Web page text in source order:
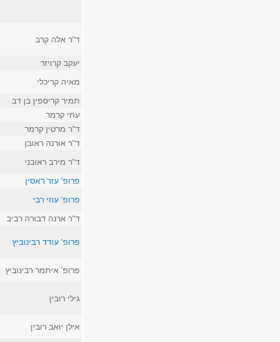
ד"ר אלה קרב
יעקב קרויזר
מאיה קריכלי
תמיר קריספין בן דב
עתי קרמר
ד"ר מרטין קרמר
ד"ר אורנה ראובן
ד"ר מירב ראובני
פרופ' עזר ראסין
פרופ' עוזי רבי
ד"ר ארנה דבורה רביב
פרופ' עודד רבינוביץ
פרופ' איתמר רבינוביץ
גילי רובין
אילן יואב רובין